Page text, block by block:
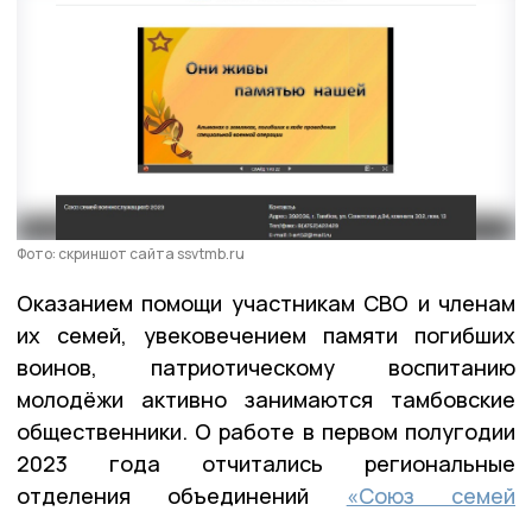
Фото: скриншот сайта ssvtmb.ru
Оказанием помощи участникам СВО и членам
их семей, увековечением памяти погибших
воинов, патриотическому воспитанию
молодёжи активно занимаются тамбовские
общественники. О работе в первом полугодии
2023 года отчитались региональные
отделения объединений «Союз семей